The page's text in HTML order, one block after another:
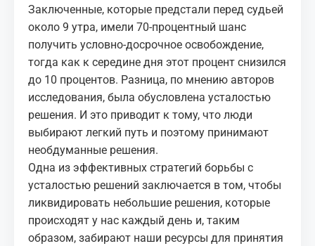
Заключенные, которые предстали перед судьей
около 9 утра, имели 70-процентный шанс
получить условно-досрочное освобождение,
тогда как к середине дня этот процент снизился
до 10 процентов. Разница, по мнению авторов
исследования, была обусловлена усталостью
решения. И это приводит к тому, что люди
выбирают легкий путь и поэтому принимают
необдуманные решения.
Одна из эффективных стратегий борьбы с
усталостью решений заключается в том, чтобы
ликвидировать небольшие решения, которые
происходят у нас каждый день и, таким
образом, забирают наши ресурсы для принятия